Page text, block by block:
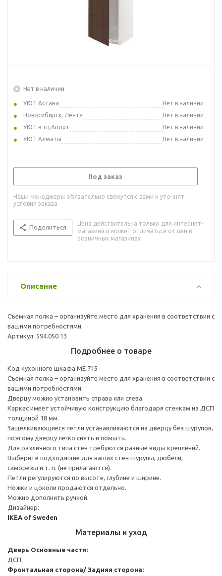
Нет в наличии
УЮТ Астана
Нет в наличии
Новосибирск, Лента
Нет в наличии
УЮТ в тц Апорт
Нет в наличии
УЮТ Алматы
Нет в наличии
Под заказ
Наши менеджеры обязательно свяжутся с вами и уточнят
условия заказа
Поделиться
Цена действительна только для интернет-
магазина и может отличаться от цен в
розничных магазинах
Описание
Съемная полка – организуйте место для хранения в соответствии с
вашими потребностями.
Артикул: 594.050.13
Подробнее о товаре
Код кухонного шкафа ME 715
Съемная полка – организуйте место для хранения в соответствии с
вашими потребностями.
Дверцу можно установить справа или слева.
Каркас имеет устойчивую конструкцию благодаря стенкам из ДСП
толщиной 18 мм.
Защелкивающиеся петли устанавливаются на дверцу без шурупов,
поэтому дверцу легко снять и помыть.
Для различного типа стен требуются разные виды креплений.
Выберите подходящие для ваших стен шурупы, дюбели,
саморезы и т. п. (не прилагаются).
Петли регулируются по высоте, глубине и ширине.
Ножки и цоколи продаются отдельно.
Можно дополнить ручкой.
Дизайнер:
IKEA of Sweden
Материалы и уход
Дверь Основные части:
ДСП
Фронтальная сторона/ Задняя сторона: